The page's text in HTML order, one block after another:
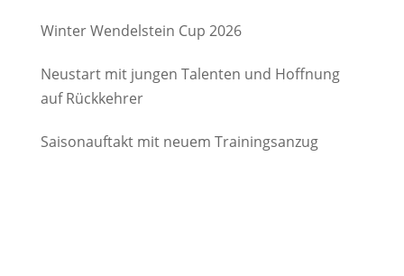
Winter Wendelstein Cup 2026
Neustart mit jungen Talenten und Hoffnung
auf Rückkehrer
Saisonauftakt mit neuem Trainingsanzug